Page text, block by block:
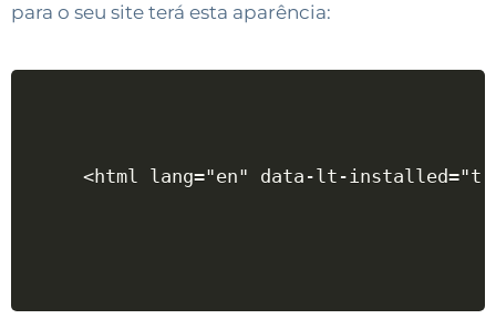
para o seu site terá esta aparência:
<html lang="en" data-lt-